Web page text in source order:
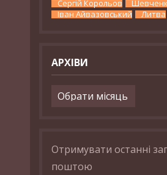
Сергій Корольов
Іван Айвазовський
Литва
АРХІВИ
Архіви
Отримувати останні
поштою